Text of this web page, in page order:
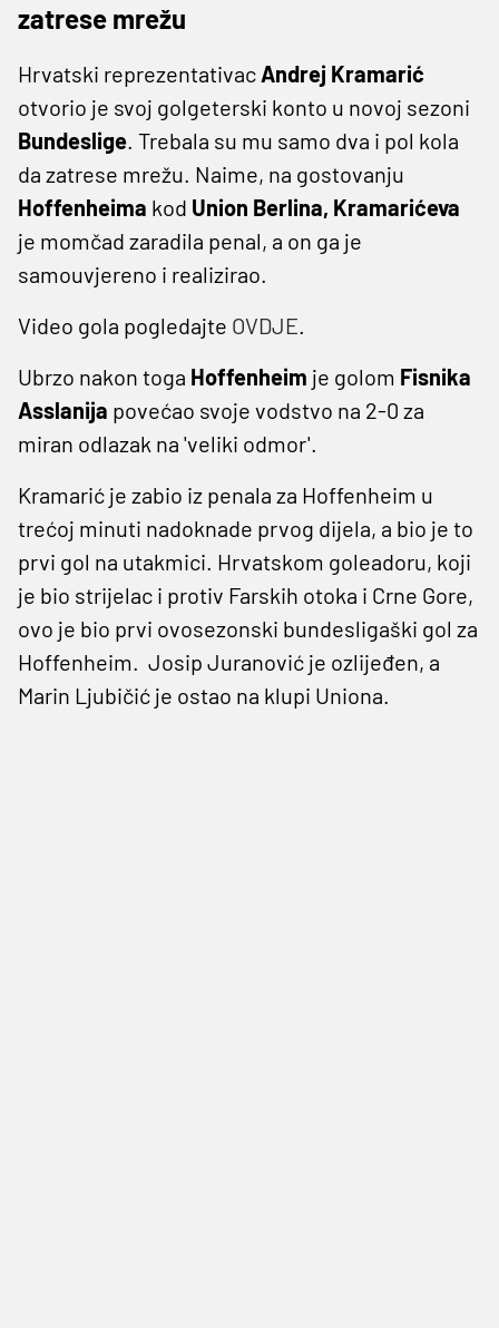
zatrese mrežu
Hrvatski reprezentativac Andrej Kramarić
otvorio je svoj golgeterski konto u novoj sezoni
Bundeslige. Trebala su mu samo dva i pol kola
da zatrese mrežu. Naime, na gostovanju
Hoffenheima kod Union Berlina, Kramarićeva
je momčad zaradila penal, a on ga je
samouvjereno i realizirao.
Video gola pogledajte OVDJE.
Ubrzo nakon toga Hoffenheim je golom Fisnika
Asslanija povećao svoje vodstvo na 2-0 za
miran odlazak na 'veliki odmor'.
Kramarić je zabio iz penala za Hoffenheim u
trećoj minuti nadoknade prvog dijela, a bio je to
prvi gol na utakmici. Hrvatskom goleadoru, koji
je bio strijelac i protiv Farskih otoka i Crne Gore,
ovo je bio prvi ovosezonski bundesligaški gol za
Hoffenheim. Josip Juranović je ozlijeđen, a
Marin Ljubičić je ostao na klupi Uniona.